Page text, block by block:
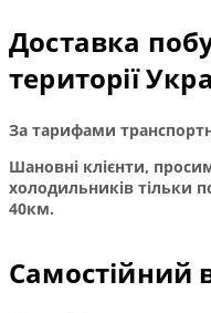
Доставка
території
За тарифами
Шановні клієнти,
холодильників тільки
40км.
Самостійний